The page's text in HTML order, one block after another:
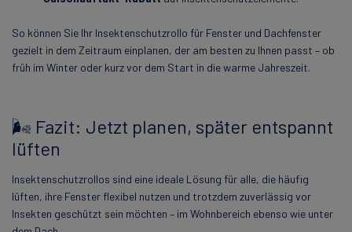
So können Sie Ihr Insektenschutzrollo für Fenster und Dachfenster
gezielt in dem Zeitraum einplanen, der am besten zu Ihnen passt – ob
früh im Winter oder kurz vor dem Start in die warme Jahreszeit.
🌬️ Fazit: Jetzt planen, später entspannt
lüften
Insektenschutzrollos sind eine ideale Lösung für alle, die häufig
lüften, ihre Fenster flexibel nutzen und trotzdem zuverlässig vor
Insekten geschützt sein möchten – im Wohnbereich ebenso wie unter